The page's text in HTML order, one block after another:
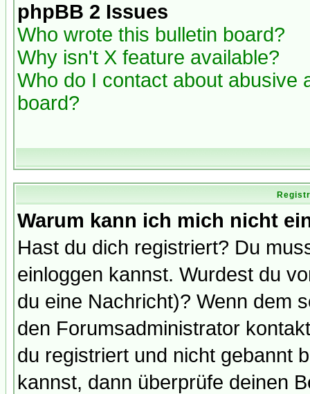
phpBB 2 Issues
Who wrote this bulletin board?
Why isn't X feature available?
Who do I contact about abusive
board?
Warum kann ich mich nicht
Hast du dich registriert? Du
einloggen kannst. Wurdest du
du eine Nachricht)? Wenn dem
den Forumsadministrator
du registriert und nicht gebannt
kannst, dann überprüfe deinen